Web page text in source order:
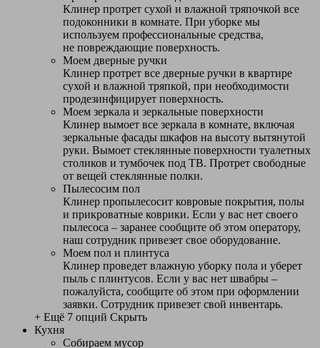
Клинер протрет сухой и влажной тряпочкой все
подоконники в комнате. При уборке мы
используем профессиональные средства,
не повреждающие поверхность.
Моем дверные ручки
Клинер протрет все дверные ручки в квартире
сухой и влажной тряпкой, при необходимости
продезинфицирует поверхность.
Моем зеркала и зеркальные поверхности
Клинер вымоет все зеркала в комнате, включая
зеркальные фасады шкафов на высоту вытянутой
руки. Вымоет стеклянные поверхности туалетных
столиков и тумбочек под ТВ. Протрет свободные
от вещей стеклянные полки.
Пылесосим пол
Клинер пропылесосит ковровые покрытия, полы
и прикроватные коврики. Если у вас нет своего
пылесоса – заранее сообщите об этом оператору,
наш сотрудник привезет свое оборудование.
Моем пол и плинтуса
Клинер проведет влажную уборку пола и уберет
пыль с плинтусов. Если у вас нет швабры –
пожалуйста, сообщите об этом при оформлении
заявки. Сотрудник привезет свой инвентарь.
+ Ещё 7 опций Скрыть
Кухня
Собираем мусор